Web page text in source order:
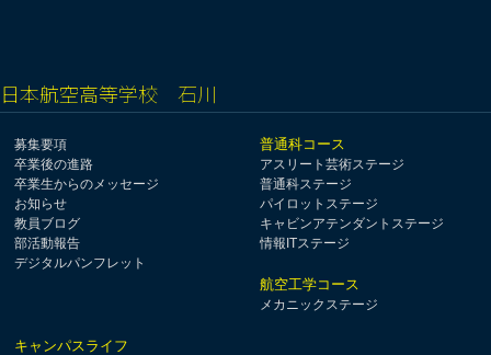
日本航空高等学校 石川
募集要項
卒業後の進路
卒業生からのメッセージ
お知らせ
教員ブログ
部活動報告
デジタルパンフレット
普通科コース
アスリート芸術ステージ
普通科ステージ
パイロットステージ
キャビンアテンダントステージ
情報ITステージ
航空工学コース
メカニックステージ
キャンパスライフ